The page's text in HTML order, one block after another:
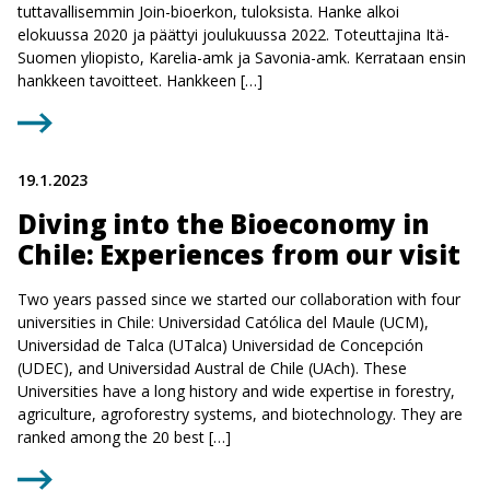
tuttavallisemmin Join-bioerkon, tuloksista. Hanke alkoi
elokuussa 2020 ja päättyi joulukuussa 2022. Toteuttajina Itä-
Suomen yliopisto, Karelia-amk ja Savonia-amk. Kerrataan ensin
hankkeen tavoitteet. Hankkeen […]
19.1.2023
Diving into the Bioeconomy in
Chile: Experiences from our visit
Two years passed since we started our collaboration with four
universities in Chile: Universidad Católica del Maule (UCM),
Universidad de Talca (UTalca) Universidad de Concepción
(UDEC), and Universidad Austral de Chile (UAch). These
Universities have a long history and wide expertise in forestry,
agriculture, agroforestry systems, and biotechnology. They are
ranked among the 20 best […]